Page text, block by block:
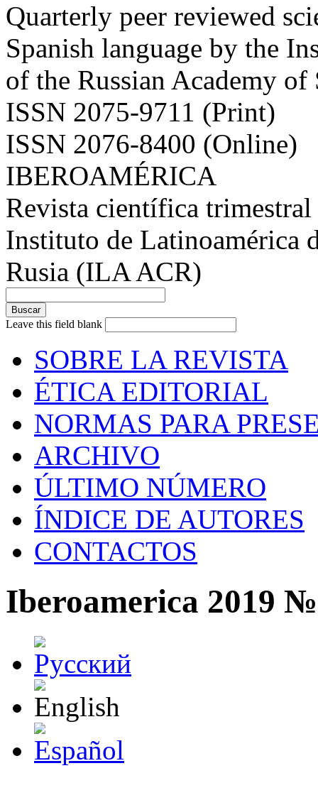
Quarterly peer reviewed
Spanish language by the
of the Russian Academy
ISSN 2075-9711 (Print)
ISSN 2076-8400 (Online)
IBEROAMÉRICA
Revista científica
Instituto de Latinoamérica
Rusia (ILA ACR)
Leave this field blank
SOBRE LA REVISTA
ÉTICA EDITORIAL
NORMAS PARA
ARCHIVO
ÚLTIMO NÚMERO
ÍNDICE DE AUTORES
CONTACTOS
Iberoamerica 2019